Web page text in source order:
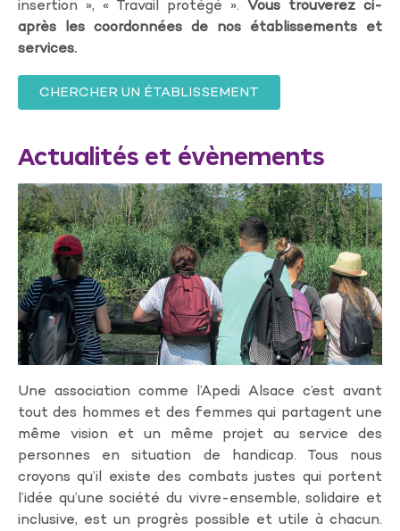
insertion », « Travail protégé ». Vous trouverez ci-
après les coordonnées de nos établissements et
services.
CHERCHER UN ÉTABLISSEMENT
Actualités et évènements
Une association comme l’Apedi Alsace c’est avant
tout des hommes et des femmes qui partagent une
même vision et un même projet au service des
personnes en situation de handicap. Tous nous
croyons qu’il existe des combats justes qui portent
l’idée qu’une société du vivre-ensemble, solidaire et
inclusive, est un progrès possible et utile à chacun.